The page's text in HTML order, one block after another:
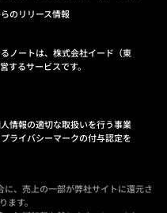
のリリース情報
ノートは、株式会社イード（東
するサービスです。
情報の適切な取扱いを行う事業
ライバシーマークの付与認定を
、売上の一部が弊社サイトに還元さ
ます。